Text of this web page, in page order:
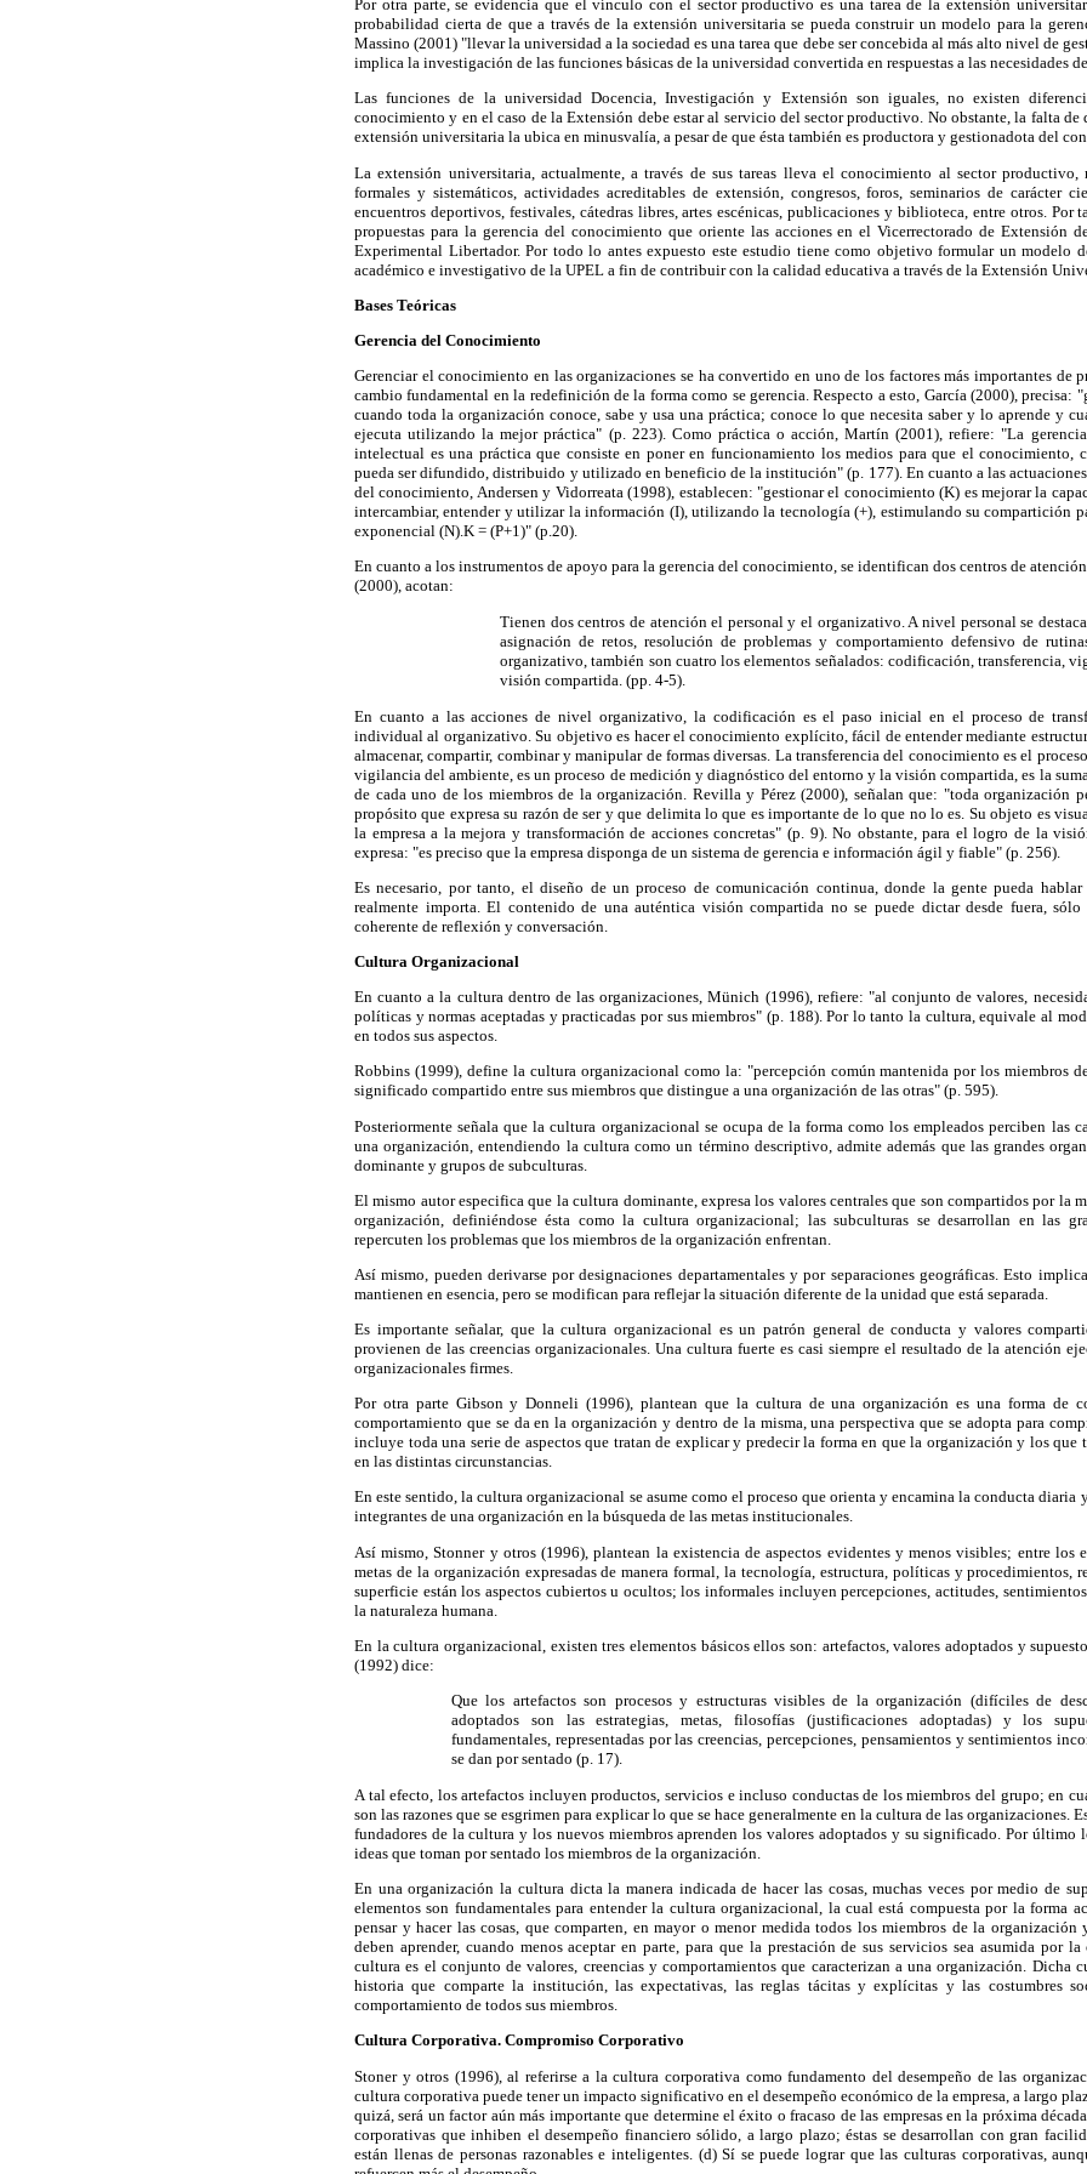
Por otra parte, se evidencia que el vínculo con el sector productivo es una tarea de la extensión
probabilidad cierta de que a través de la extensión universitaria se pueda construir un modelo para la
Massino (2001) "llevar la universidad a la sociedad es una tarea que debe ser concebida al más alto nivel de
implica la investigación de las funciones básicas de la universidad convertida en respuestas a las necesidades
Las funciones de la universidad Docencia, Investigación y Extensión son iguales, no existen
conocimiento y en el caso de la Extensión debe estar al servicio del sector productivo. No obstante, la falta
extensión universitaria la ubica en minusvalía, a pesar de que ésta también es productora y gestionadota del
La extensión universitaria, actualmente, a través de sus tareas lleva el conocimiento al sector productivo,
formales y sistemáticos, actividades acreditables de extensión, congresos, foros, seminarios de carácter
encuentros deportivos, festivales, cátedras libres, artes escénicas, publicaciones y biblioteca, entre otros. Por
propuestas para la gerencia del conocimiento que oriente las acciones en el Vicerrectorado de Extensión
Experimental Libertador. Por todo lo antes expuesto este estudio tiene como objetivo formular un modelo
académico e investigativo de la UPEL a fin de contribuir con la calidad educativa a través de la Extensión
Bases Teóricas
Gerencia del Conocimiento
Gerenciar el conocimiento en las organizaciones se ha convertido en uno de los factores más importantes de
cambio fundamental en la redefinición de la forma como se gerencia. Respecto a esto, García (2000), precisa:
cuando toda la organización conoce, sabe y usa una práctica; conoce lo que necesita saber y lo aprende y
ejecuta utilizando la mejor práctica" (p. 223). Como práctica o acción, Martín (2001), refiere: "La
intelectual es una práctica que consiste en poner en funcionamiento los medios para que el conocimiento,
pueda ser difundido, distribuido y utilizado en beneficio de la institución" (p. 177). En cuanto a las
del conocimiento, Andersen y Vidorreata (1998), establecen: "gestionar el conocimiento (K) es mejorar la
intercambiar, entender y utilizar la información (I), utilizando la tecnología (+), estimulando su compartición
exponencial (N).K = (P+1)" (p.20).
En cuanto a los instrumentos de apoyo para la gerencia del conocimiento, se identifican dos centros de
(2000), acotan:
Tienen dos centros de atención el personal y el organizativo. A nivel personal se
asignación de retos, resolución de problemas y comportamiento defensivo de
organizativo, también son cuatro los elementos señalados: codificación, transferencia,
visión compartida. (pp. 4-5).
En cuanto a las acciones de nivel organizativo, la codificación es el paso inicial en el proceso de
individual al organizativo. Su objetivo es hacer el conocimiento explícito, fácil de entender mediante
almacenar, compartir, combinar y manipular de formas diversas. La transferencia del conocimiento es el
vigilancia del ambiente, es un proceso de medición y diagnóstico del entorno y la visión compartida, es la
de cada uno de los miembros de la organización. Revilla y Pérez (2000), señalan que: "toda organización
propósito que expresa su razón de ser y que delimita lo que es importante de lo que no lo es. Su objeto es
la empresa a la mejora y transformación de acciones concretas" (p. 9). No obstante, para el logro de la
expresa: "es preciso que la empresa disponga de un sistema de gerencia e información ágil y fiable" (p. 256).
Es necesario, por tanto, el diseño de un proceso de comunicación continua, donde la gente pueda
realmente importa. El contenido de una auténtica visión compartida no se puede dictar desde fuera,
coherente de reflexión y conversación.
Cultura Organizacional
En cuanto a la cultura dentro de las organizaciones, Münich (1996), refiere: "al conjunto de valores,
políticas y normas aceptadas y practicadas por sus miembros" (p. 188). Por lo tanto la cultura, equivale al
en todos sus aspectos.
Robbins (1999), define la cultura organizacional como la: "percepción común mantenida por los miembros
significado compartido entre sus miembros que distingue a una organización de las otras" (p. 595).
Posteriormente señala que la cultura organizacional se ocupa de la forma como los empleados perciben las
una organización, entendiendo la cultura como un término descriptivo, admite además que las grandes
dominante y grupos de subculturas.
El mismo autor especifica que la cultura dominante, expresa los valores centrales que son compartidos por la
organización, definiéndose ésta como la cultura organizacional; las subculturas se desarrollan en las
repercuten los problemas que los miembros de la organización enfrentan.
Así mismo, pueden derivarse por designaciones departamentales y por separaciones geográficas. Esto
mantienen en esencia, pero se modifican para reflejar la situación diferente de la unidad que está separada.
Es importante señalar, que la cultura organizacional es un patrón general de conducta y valores
provienen de las creencias organizacionales. Una cultura fuerte es casi siempre el resultado de la atención
organizacionales firmes.
Por otra parte Gibson y Donneli (1996), plantean que la cultura de una organización es una forma de
comportamiento que se da en la organización y dentro de la misma, una perspectiva que se adopta para
incluye toda una serie de aspectos que tratan de explicar y predecir la forma en que la organización y los que
en las distintas circunstancias.
En este sentido, la cultura organizacional se asume como el proceso que orienta y encamina la conducta diaria
integrantes de una organización en la búsqueda de las metas institucionales.
Así mismo, Stonner y otros (1996), plantean la existencia de aspectos evidentes y menos visibles; entre los
metas de la organización expresadas de manera formal, la tecnología, estructura, políticas y procedimientos,
superficie están los aspectos cubiertos u ocultos; los informales incluyen percepciones, actitudes,
la naturaleza humana.
En la cultura organizacional, existen tres elementos básicos ellos son: artefactos, valores adoptados y
(1992) dice:
Que los artefactos son procesos y estructuras visibles de la organización (difíciles de
adoptados son las estrategias, metas, filosofías (justificaciones adoptadas) y los
fundamentales, representadas por las creencias, percepciones, pensamientos y sentimientos
se dan por sentado (p. 17).
A tal efecto, los artefactos incluyen productos, servicios e incluso conductas de los miembros del grupo; en
son las razones que se esgrimen para explicar lo que se hace generalmente en la cultura de las organizaciones.
fundadores de la cultura y los nuevos miembros aprenden los valores adoptados y su significado. Por último
ideas que toman por sentado los miembros de la organización.
En una organización la cultura dicta la manera indicada de hacer las cosas, muchas veces por medio de
elementos son fundamentales para entender la cultura organizacional, la cual está compuesta por la forma
pensar y hacer las cosas, que comparten, en mayor o menor medida todos los miembros de la organización
deben aprender, cuando menos aceptar en parte, para que la prestación de sus servicios sea asumida por
cultura es el conjunto de valores, creencias y comportamientos que caracterizan a una organización. Dicha
historia que comparte la institución, las expectativas, las reglas tácitas y explícitas y las costumbres
comportamiento de todos sus miembros.
Cultura Corporativa. Compromiso Corporativo
Stoner y otros (1996), al referirse a la cultura corporativa como fundamento del desempeño de las
cultura corporativa puede tener un impacto significativo en el desempeño económico de la empresa, a largo
quizá, será un factor aún más importante que determine el éxito o fracaso de las empresas en la próxima
corporativas que inhiben el desempeño financiero sólido, a largo plazo; éstas se desarrollan con gran
están llenas de personas razonables e inteligentes. (d) Sí se puede lograr que las culturas corporativas,